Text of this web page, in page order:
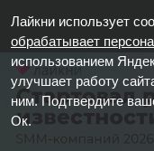
Лайкни использует
обрабатывает
использованием
улучшает работу
ним. Подтвердите
Ок.